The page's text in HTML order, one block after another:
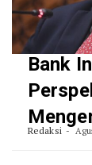
Bank
Redaksi